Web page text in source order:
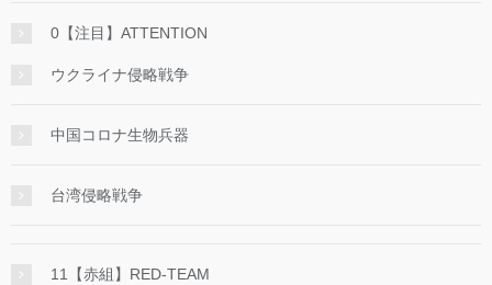
0【注目】ATTENTION
ウクライナ侵略戦争
中国コロナ生物兵器
台湾侵略戦争
11【赤組】RED-TEAM